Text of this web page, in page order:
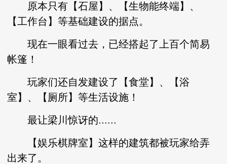
原本只有【石屋】、【生物能终端】、
【工作台】等基础建设的据点。
现在一眼看过去，已经搭起了上百个简易
帐篷！
玩家们还自发建设了【食堂】、【浴
室】、【厕所】等生活设施！
最让梁川惊讶的......
【娱乐棋牌室】这样的建筑都被玩家给弄
出来了。